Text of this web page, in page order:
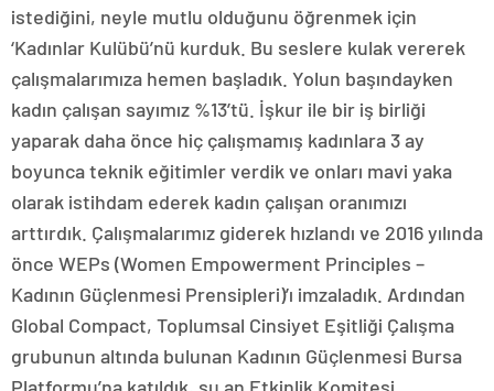
istediğini, neyle mutlu olduğunu öğrenmek için
‘Kadınlar Kulübü’nü kurduk. Bu seslere kulak vererek
çalışmalarımıza hemen başladık. Yolun başındayken
kadın çalışan sayımız %13’tü. İşkur ile bir iş birliği
yaparak daha önce hiç çalışmamış kadınlara 3 ay
boyunca teknik eğitimler verdik ve onları mavi yaka
olarak istihdam ederek kadın çalışan oranımızı
arttırdık. Çalışmalarımız giderek hızlandı ve 2016 yılında
önce WEPs (Women Empowerment Principles –
Kadının Güçlenmesi Prensipleri)’ı imzaladık. Ardından
Global Compact, Toplumsal Cinsiyet Eşitliği Çalışma
grubunun altında bulunan Kadının Güçlenmesi Bursa